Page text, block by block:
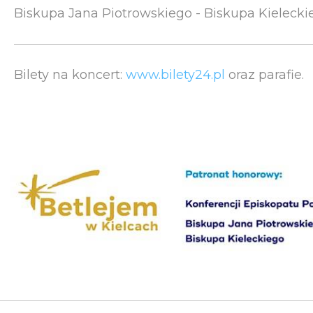
Biskupa Jana Piotrowskiego - Biskupa
Bilety na koncert: www.bilety24.pl oraz parafie.